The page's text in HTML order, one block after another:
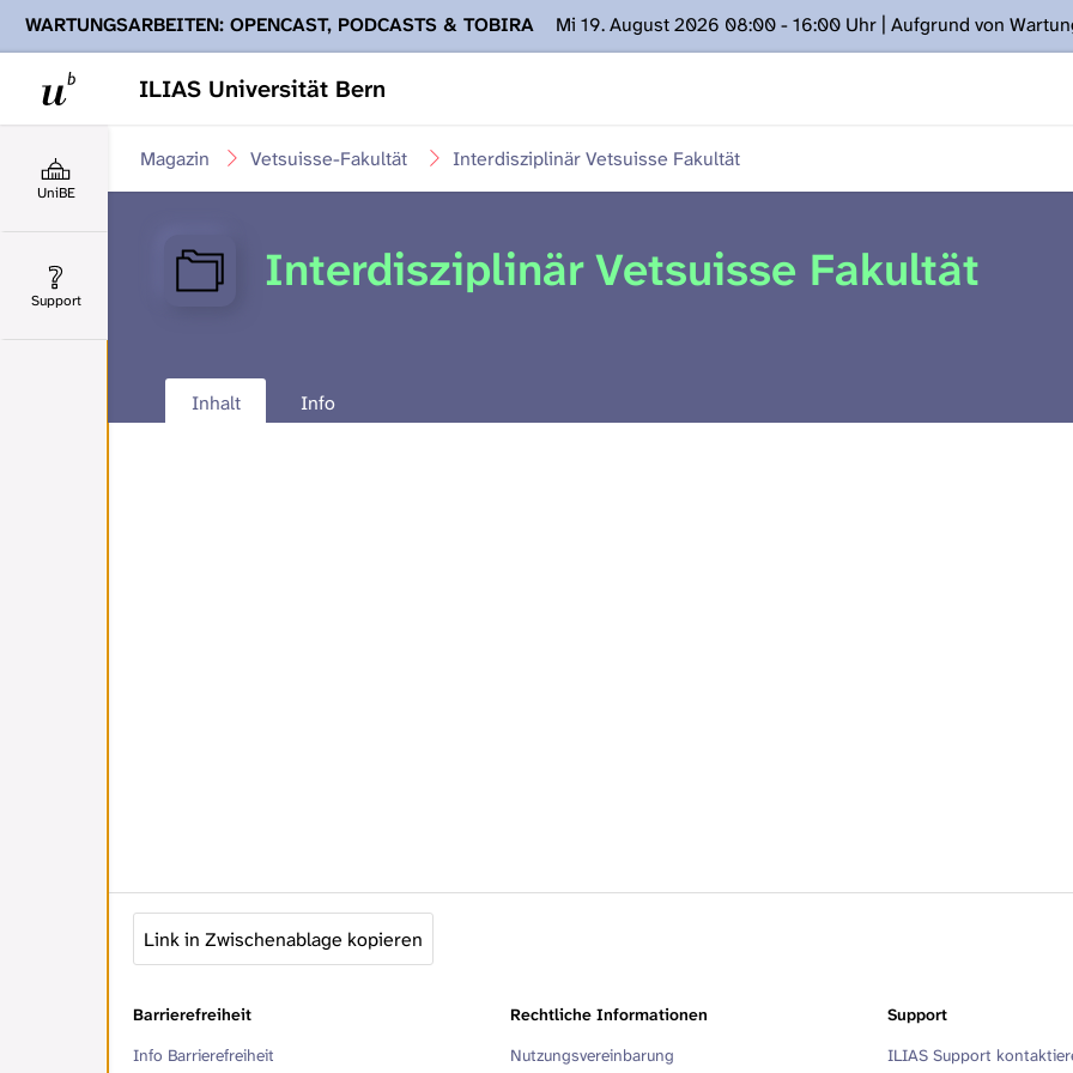
ILIAS Universität Bern
WARTUNGSARBEITEN: OPENCAST, PODCASTS & TOBIRA
Mi 19. August 2026 08:00 - 16:00 Uhr | Aufgrund von
Ihnen Podcasts, Opencast-Videos und Tobira nicht zur Verfügung stehen. Kontakt: www.podcast.unibe.ch
UniBE
Support
Interdisziplinär Vetsuisse Fakultät
Vetsuisse-Fakultät
Magazin
Interdisziplinär Vetsuisse Fakultät
Inhalt Info
Link in Zwischenablage kopieren
Barrierefreiheit
Info Barrierefreiheit
Rechtliche Informationen
Nutzungsvereinbarung
Support
ILIAS Support